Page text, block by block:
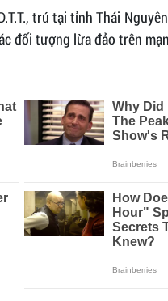
trú tại tỉnh Thái
đối tượng lừa đảo trên